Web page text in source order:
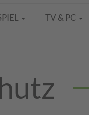
TV & PC